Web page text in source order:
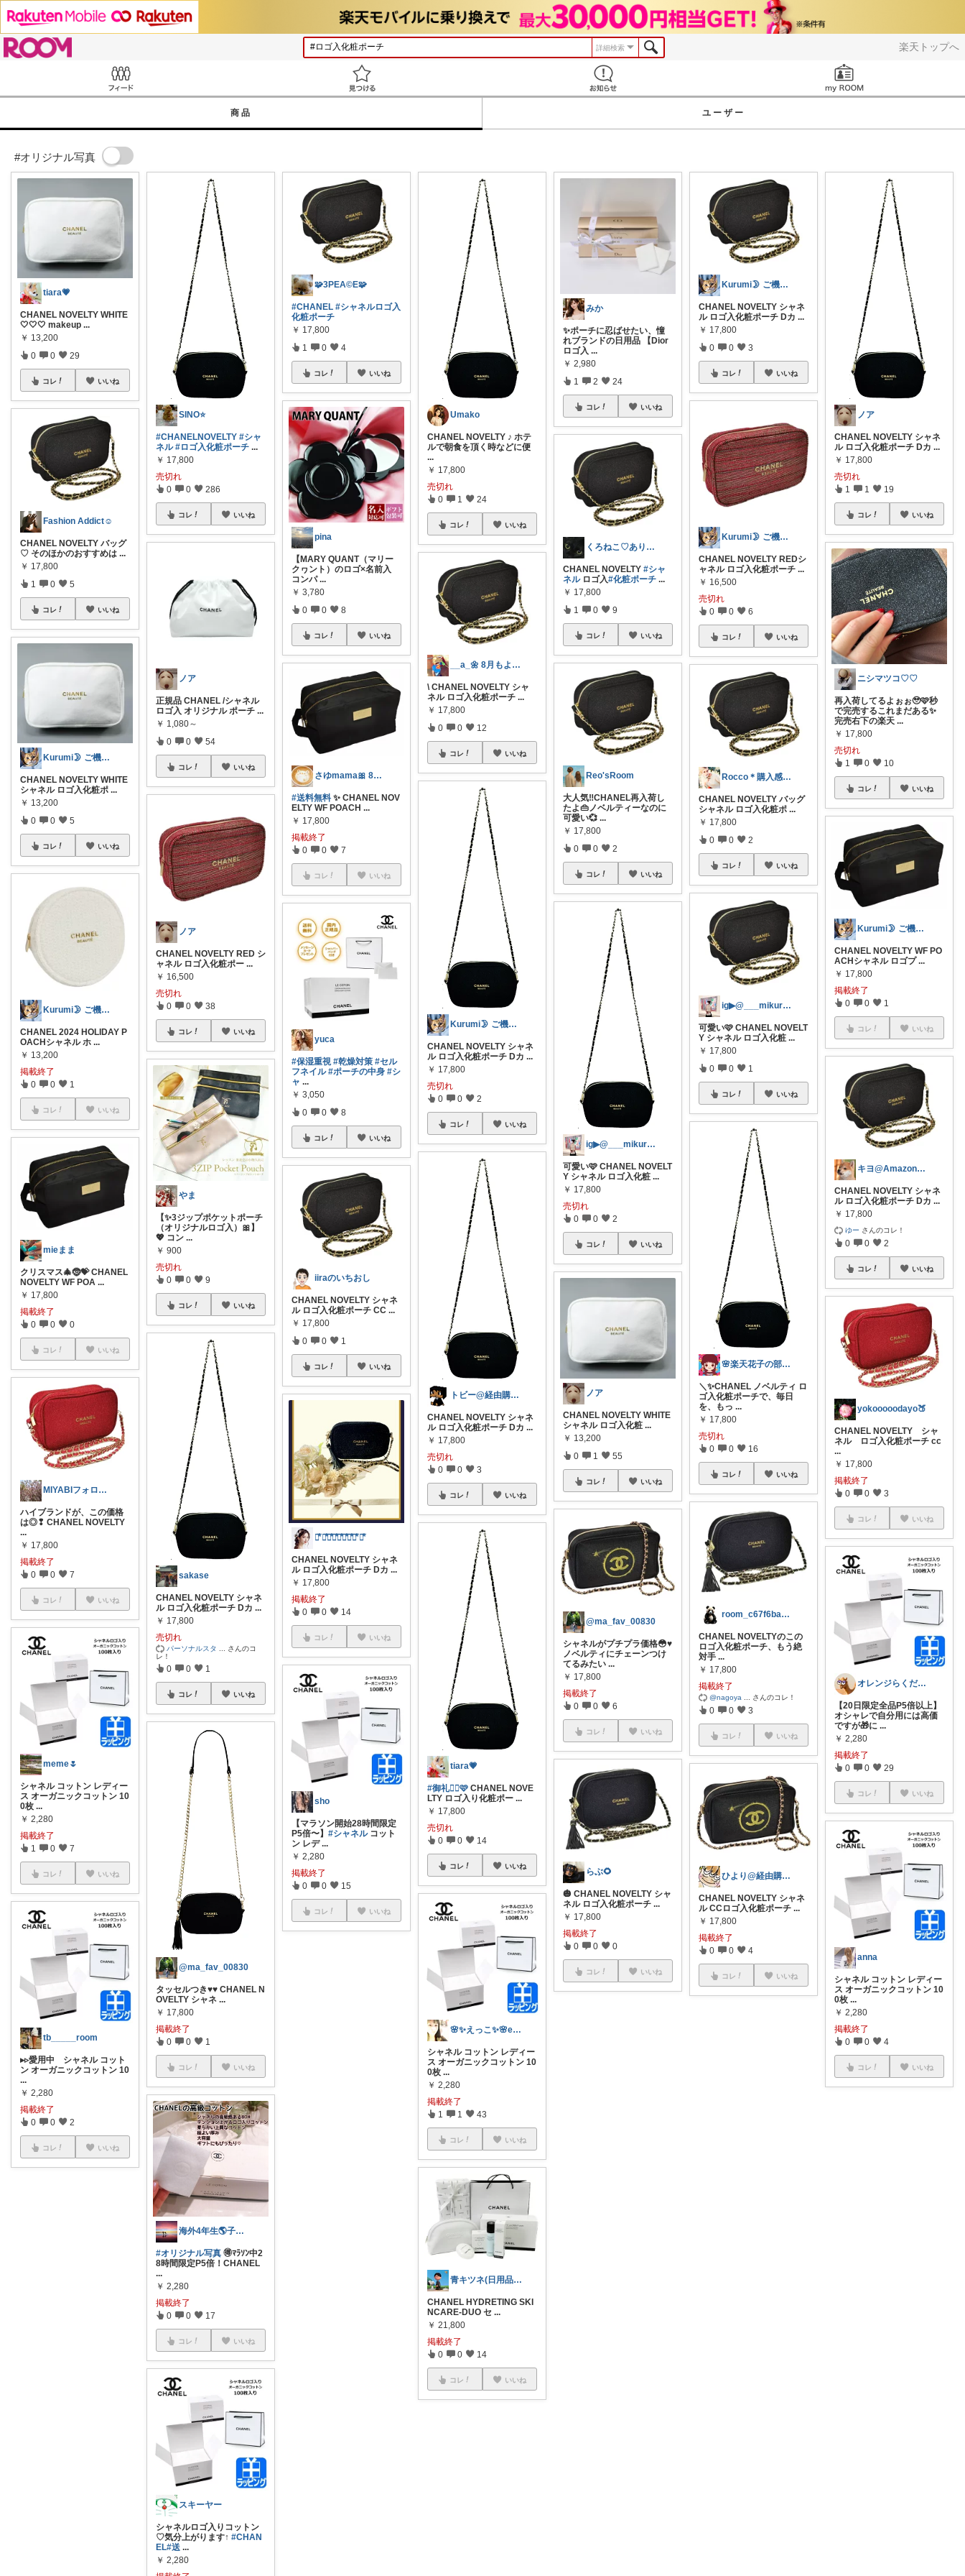
楽天トップへ
詳細検索
商品 ユーザー
#オリジナル写真
tiara💗
CHANEL NOVELTY WHITE
🤍🤍🤍 makeup ...
￥ 13,200
0 0 29
コレ いいね
Fashion Addict☺︎
CHANEL NOVELTY バッグ
♡ そのほかのおすすめは ...
￥ 17,800
1 0 5
コレ いいね
Kurumi🌛 ご機嫌な暮らしRoom
CHANEL NOVELTY WHITE
シャネル ロゴ入化粧ポ ...
￥ 13,200
0 0 5
コレ いいね
Kurumi🌛 ご機嫌な暮らしRoom
CHANEL 2024 HOLIDAY P
OACHシャネル ホ ...
￥ 13,200
掲載終了
0 0 1
コレ いいね
mieまま
クリスマス🎄🤶💝 CHANEL
NOVELTY WF POA ...
￥ 17,800
掲載終了
0 0 0
コレ いいね
MIYABIフォロワー様から購入します❢
ハイブランドが、この価格
は◎❢ CHANEL NOVELTY
...
￥ 17,800
掲載終了
0 0 7
コレ いいね
meme🌷
シャネル コットン レディー
ス オーガニックコットン 10
0枚 ...
￥ 2,280
掲載終了
1 0 7
コレ いいね
tb_____room
▸︎▹︎愛用中 シャネル コット
ン オーガニックコットン 10
...
￥ 2,280
掲載終了
0 0 2
コレ いいね
SINO⭐️
#CHANELNOVELTY #シャ
ネル #ロゴ入化粧ポーチ ...
￥ 17,800
売切れ
0 0 286
コレ いいね
ノア
正規品 CHANEL /シャネル
ロゴ入 オリジナル ポーチ...
￥ 1,080～
0 0 54
コレ いいね
ノア
CHANEL NOVELTY RED シ
ャネル ロゴ入化粧ポー ...
￥ 16,500
売切れ
0 0 38
コレ いいね
やま
【✨3ジップポケットポーチ
（オリジナルロゴ入）🎀】
💖 コン ...
￥ 900
売切れ
0 0 9
コレ いいね
sakase
CHANEL NOVELTY シャネ
ル ロゴ入化粧ポーチ Dカ ...
￥ 17,800
売切れ
パーソナルスタ
さんのコ
レ！
0 0 1
コレ いいね
@ma_fav_00830
タッセルつき♥️♥️ CHANEL N
OVELTY シャネ ...
￥ 17,800
掲載終了
0 0 1
コレ いいね
海外4年生🌎子育て&トラベル品多め✨
#オリジナル写真 🉐ﾏﾗｿﾝ中2
8時間限定P5倍！CHANEL
...
￥ 2,280
掲載終了
0 0 17
コレ いいね
スキーヤー
シャネルロゴ入りコットン
♡気分上がります↑#CHAN
EL#送 ...
￥ 2,280
🧩3PEA©️E🧩
#CHANEL #シャネルロゴ入
化粧ポーチ
￥ 17,800
1 0 4
コレ いいね
pina
【MARY QUANT（マリー
クヮント）のロゴ×名前入
コンパ ...
￥ 3,780
0 0 8
コレ いいね
さゆmama🎀 8月ゆっくりペース🙏
#送料無料 ✨ CHANEL NOV
ELTY WF POACH ...
￥ 17,800
掲載終了
0 0 7
コレ いいね
yuca
#保湿重視 #乾燥対策 #セル
フネイル #ポーチの中身 #シ
ャ ...
￥ 3,050
0 0 8
コレ いいね
iiraのいちおし
CHANEL NOVELTY シャネ
ル ロゴ入化粧ポーチ CC ...
￥ 17,800
0 0 1
コレ いいね
❦⃰ 瑠⃰璃⃰色⃰の⃰砂⃰時⃰計⃰ ❦⃰
CHANEL NOVELTY シャネ
ル ロゴ入化粧ポーチ Dカ ...
￥ 17,800
掲載終了
0 0 14
コレ いいね
sho
【マラソン開始28時間限定
P5倍〜】#シャネルコット
ン レデ ...
￥ 2,280
掲載終了
0 0 15
コレ いいね
Umako
CHANEL NOVELTY ♪ ホテ
ルで朝食を頂く時などに便
...
￥ 17,800
売切れ
0 1 24
コレ いいね
__a_🌼 8月もよろしくです⭐︎
\ CHANEL NOVELTY シャ
ネル ロゴ入化粧ポーチ...
￥ 17,800
0 0 12
コレ いいね
Kurumi🌛 ご機嫌な暮らしRoom
CHANEL NOVELTY シャネ
ル ロゴ入化粧ポーチ Dカ ...
￥ 17,800
売切れ
0 0 2
コレ いいね
トビー@経由購入ありがとうございます♪
CHANEL NOVELTY シャネ
ル ロゴ入化粧ポーチ Dカ ...
￥ 17,800
売切れ
0 0 3
コレ いいね
tiara💗
#御礼🙇‍♀🩷 CHANEL NOVE
LTY ロゴ入り化粧ポー ...
￥ 17,800
売切れ
0 0 14
コレ いいね
🌸✨えっこ✨🌸ecco
シャネル コットン レディー
ス オーガニックコットン 10
0枚 ...
￥ 2,280
掲載終了
1 1 43
コレ いいね
青キツネ(日用品、食品を紹介)
CHANEL HYDRETING SKI
NCARE-DUO セ ...
￥ 21,800
掲載終了
0 0 14
コレ いいね
みか
✨ポーチに忍ばせたい、憧
れブランドの日用品 【Dior
ロゴ入 ...
￥ 2,980
1 2 24
コレ いいね
くろねこ♡ありがとうございます
CHANEL NOVELTY#シャ
ネルロゴ入#化粧ポーチ ...
￥ 17,800
1 0 9
コレ いいね
Reo'sRoom
大人気‼️CHANEL再入荷し
たよ👜ノベルティーなのに
可愛い💞 ...
￥ 17,800
0 0 2
コレ いいね
ig▶︎@___mikura. ___
可愛い🩷 CHANEL NOVELT
Y シャネル ロゴ入化粧 ...
￥ 17,800
売切れ
0 0 2
コレ いいね
ノア
CHANEL NOVELTY WHITE
シャネル ロゴ入化粧 ...
￥ 13,200
0 1 55
コレ いいね
@ma_fav_00830
シャネルがプチプラ価格😳♥️
ノベルティにチェーンつけ
てるみたい ...
￥ 17,800
掲載終了
0 0 6
コレ いいね
らぶ🌻
🎃 CHANEL NOVELTY シャ
ネル ロゴ入化粧ポーチ...
￥ 17,800
掲載終了
0 0 0
コレ いいね
Kurumi🌛 ご機嫌な暮らしRoom
CHANEL NOVELTY シャネ
ル ロゴ入化粧ポーチ Dカ ...
￥ 17,800
0 0 3
コレ いいね
Kurumi🌛 ご機嫌な暮らしRoom
CHANEL NOVELTY REDシ
ャネル ロゴ入化粧ポーチ ...
￥ 16,500
売切れ
0 0 6
コレ いいね
Rocco＊購入感謝です♡
CHANEL NOVELTY バッグ
シャネル ロゴ入化粧ポ ...
￥ 17,800
0 0 2
コレ いいね
ig▶︎@___mikura. ___
可愛い🩷 CHANEL NOVELT
Y シャネル ロゴ入化粧 ...
￥ 17,800
0 0 1
コレ いいね
🌸楽天花子の部屋🌸
＼✨CHANEL ノベルティ ロ
ゴ入化粧ポーチで、毎日
を、もっ ...
￥ 17,800
売切れ
0 0 16
コレ いいね
room_c67f6bac07 http
CHANEL NOVELTYのこの
ロゴ入化粧ポーチ、もう絶
対手 ...
￥ 17,800
掲載終了
@nagoya さんのコレ！
0 0 3
コレ いいね
ひより@経由購入ありがとうございます⭐︎
CHANEL NOVELTY シャネ
ル CCロゴ入化粧ポーチ...
￥ 17,800
掲載終了
0 0 4
コレ いいね
ノア
CHANEL NOVELTY シャネ
ル ロゴ入化粧ポーチ Dカ ...
￥ 17,800
売切れ
1 1 19
コレ いいね
ニシマツコ♡♡
再入荷してるよぉぉ🥹🩷秒
で完売するこれまだある✨
完売右下の楽天 ...
￥ 17,800
売切れ
1 0 10
コレ いいね
Kurumi🌛 ご機嫌な暮らしRoom
CHANEL NOVELTY WF PO
ACHシャネル ロゴプ ...
￥ 17,800
掲載終了
0 0 1
コレ いいね
キヨ@Amazonより楽天派
CHANEL NOVELTY シャネ
ル ロゴ入化粧ポーチ Dカ ...
￥ 17,800
ゆー さんのコレ！
0 0 2
コレ いいね
yokooooodayo🍑
CHANEL NOVELTY シャ
ネル ロゴ入化粧ポーチ cc
...
￥ 17,800
掲載終了
0 0 3
コレ いいね
オレンジらくだ🧡らくちゃん
【20日限定全品P5倍以上】
オシャレで自分用には高価
ですが🎁に ...
￥ 2,280
掲載終了
0 0 29
コレ いいね
anna
シャネル コットン レディー
ス オーガニックコットン 10
0枚 ...
￥ 2,280
掲載終了
0 0 4
コレ いいね